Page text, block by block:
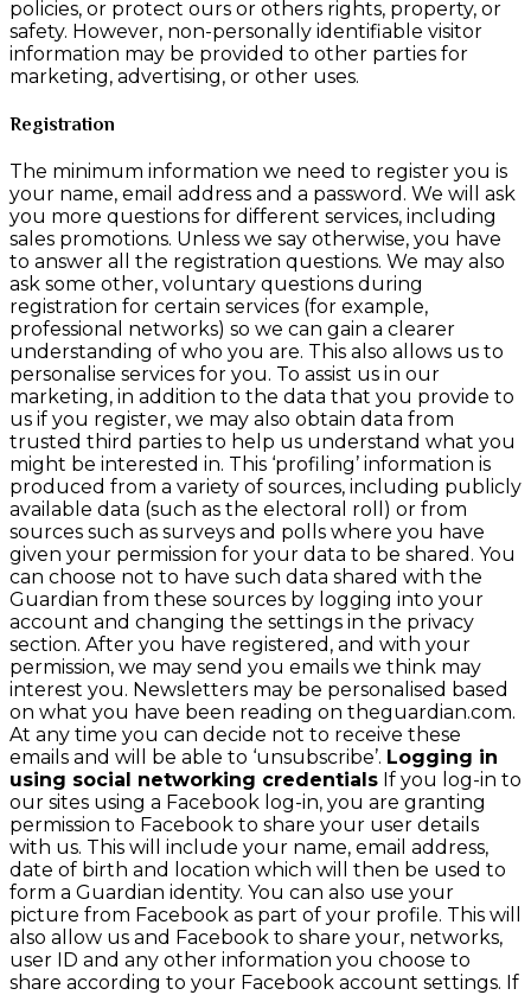
policies, or protect ours or others rights, property, or
safety. However, non-personally identifiable visitor
information may be provided to other parties for
marketing, advertising, or other uses.
Registration
The minimum information we need to register you is
your name, email address and a password. We will ask
you more questions for different services, including
sales promotions. Unless we say otherwise, you have
to answer all the registration questions. We may also
ask some other, voluntary questions during
registration for certain services (for example,
professional networks) so we can gain a clearer
understanding of who you are. This also allows us to
personalise services for you. To assist us in our
marketing, in addition to the data that you provide to
us if you register, we may also obtain data from
trusted third parties to help us understand what you
might be interested in. This ‘profiling’ information is
produced from a variety of sources, including publicly
available data (such as the electoral roll) or from
sources such as surveys and polls where you have
given your permission for your data to be shared. You
can choose not to have such data shared with the
Guardian from these sources by logging into your
account and changing the settings in the privacy
section. After you have registered, and with your
permission, we may send you emails we think may
interest you. Newsletters may be personalised based
on what you have been reading on theguardian.com.
At any time you can decide not to receive these
emails and will be able to ‘unsubscribe’. Logging in
using social networking credentials If you log-in to
our sites using a Facebook log-in, you are granting
permission to Facebook to share your user details
with us. This will include your name, email address,
date of birth and location which will then be used to
form a Guardian identity. You can also use your
picture from Facebook as part of your profile. This will
also allow us and Facebook to share your, networks,
user ID and any other information you choose to
share according to your Facebook account settings. If